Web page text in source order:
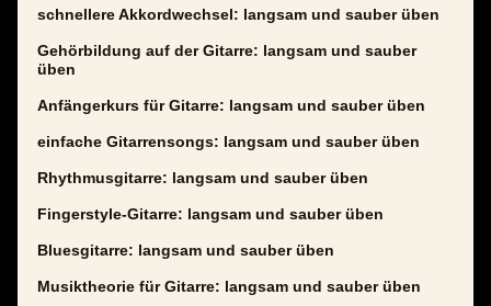
schnellere Akkordwechsel: langsam und sauber üben
Gehörbildung auf der Gitarre: langsam und sauber
üben
Anfängerkurs für Gitarre: langsam und sauber üben
einfache Gitarrensongs: langsam und sauber üben
Rhythmusgitarre: langsam und sauber üben
Fingerstyle-Gitarre: langsam und sauber üben
Bluesgitarre: langsam und sauber üben
Musiktheorie für Gitarre: langsam und sauber üben